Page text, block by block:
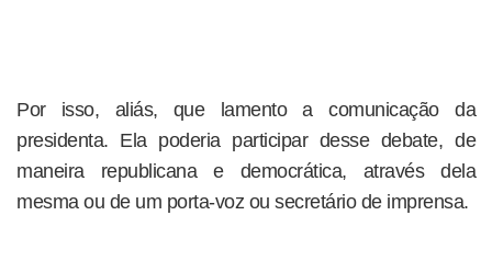
Por isso, aliás, que lamento a comunicação da
presidenta. Ela poderia participar desse debate, de
maneira republicana e democrática, através dela
mesma ou de um porta-voz ou secretário de imprensa.